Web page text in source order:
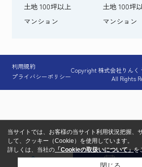
土地 100坪以上
マンション
土地 100坪
マンション
利用規約
プライバシーポリシー
Copyright 株式会社りんく
All Rights
当サイトでは、お客様の当サイト利用状況把握、
して、クッキー（Cookie）を使用しています。
詳しくは、当社の 「Cookieの取扱いについて」を
閉じる